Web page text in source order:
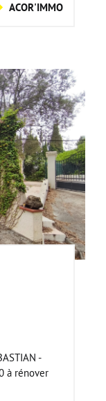
ACOR'IMMO
-
à rénover